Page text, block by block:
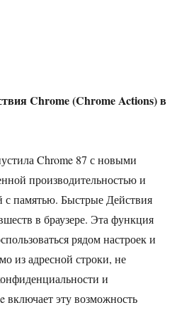
Chrome (Chrome Actions) в
Chrome 87 с новыми
производительностью и
с памятью. Быстрые Действия
в браузере. Эта функция
рядом настроек и
из адресной строки, не
и
включает эту возможность